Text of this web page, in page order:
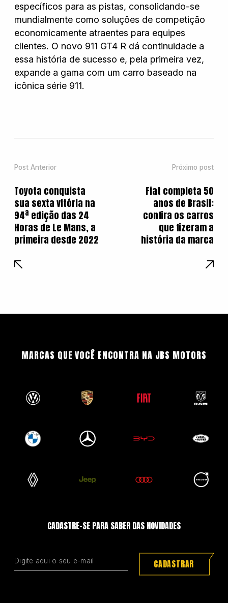
específicos para as pistas, consolidando-se
mundialmente como soluções de competição
economicamente atraentes para equipes
clientes. O novo 911 GT4 R dá continuidade a
essa história de sucesso e, pela primeira vez,
expande a gama com um carro baseado na
icônica série 911.
Post Anterior
Toyota conquista
sua sexta vitória na
94ª edição das 24
Horas de Le Mans, a
primeira desde 2022
Próximo post
Fiat completa 50
anos de Brasil:
confira os carros
que fizeram a
história da marca
MARCAS QUE VOCÊ ENCONTRA NA JBS MOTORS
CADASTRE-SE PARA SABER DAS NOVIDADES
CADASTRAR